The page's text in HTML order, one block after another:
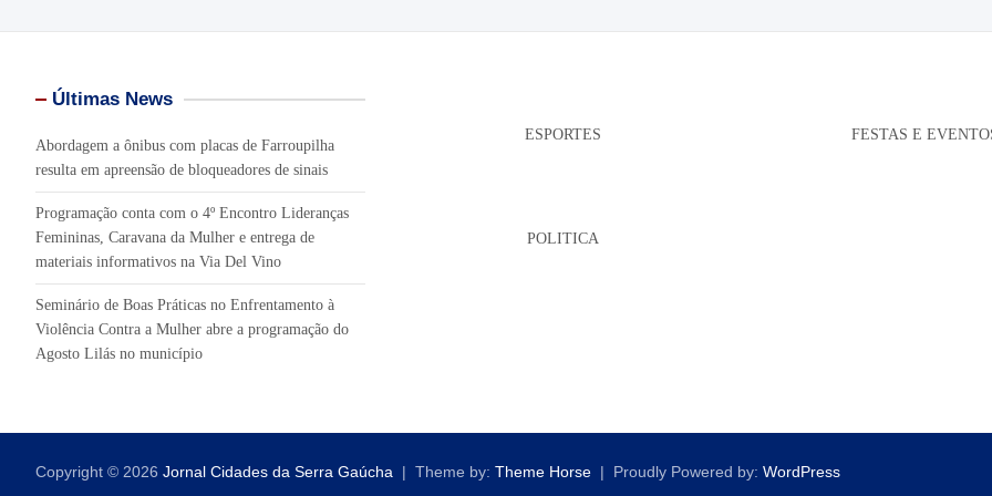
Últimas News
Abordagem a ônibus com placas de Farroupilha
resulta em apreensão de bloqueadores de sinais
Programação conta com o 4º Encontro Lideranças
Femininas, Caravana da Mulher e entrega de
materiais informativos na Via Del Vino
Seminário de Boas Práticas no Enfrentamento à
Violência Contra a Mulher abre a programação do
Agosto Lilás no município
ESPORTES
POLITICA
FESTAS E
Copyright © 2026 Jornal Cidades da Serra Gaúcha Theme by: Theme Horse Proudly Powered by: WordPress